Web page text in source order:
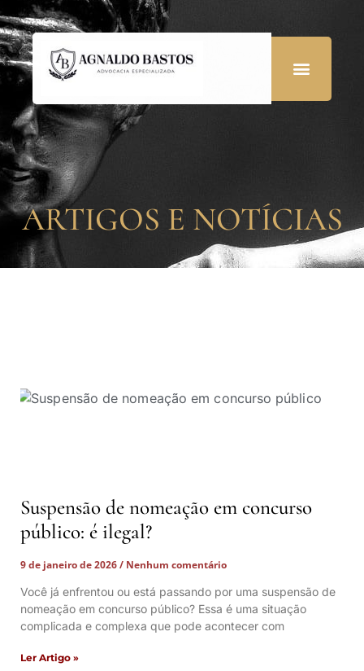
ARTIGOS E NOTÍCIAS
Suspensão de nomeação em concurso
público: é ilegal?
9 de janeiro de 2026
Nenhum comentário
Você já enfrentou ou está passando por uma suspensão de
nomeação em concurso público? Essa é uma situação
complicada e complexa que pode acontecer com
Ler Artigo »